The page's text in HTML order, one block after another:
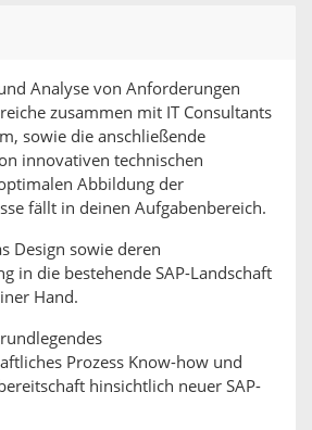
Analyse von Anforderungen
zusammen mit IT Consultants
sowie die anschließende
innovativen technischen
Abbildung der
fällt in deinen Aufgabenbereich.
Design sowie deren
in die bestehende SAP-Landschaft
Hand.
Prozess Know-how und
hinsichtlich neuer SAP-